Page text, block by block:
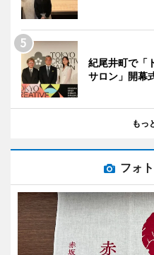
紀尾井町で「
サロン」開幕
もっ
フォ